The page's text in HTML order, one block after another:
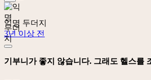
익명 두더지
3년 이상 전
기부니가 좋지 않습니다. 그래도 헬스를